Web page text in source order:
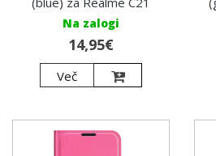
Na zalogi
14,95€
Več